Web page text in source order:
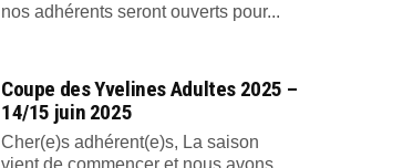
nos adhérents seront ouverts pour...
Coupe des Yvelines Adultes 2025 –
14/15 juin 2025
Cher(e)s adhérent(e)s, La saison
vient de commencer et nous avons